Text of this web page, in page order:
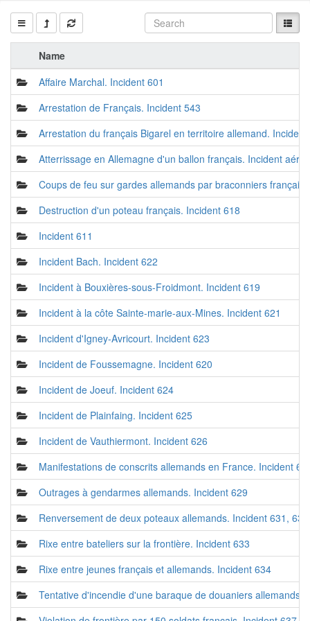
Name
Affaire Marchal. Incident 601
Arrestation de Français. Incident 543
Arrestation du français Bigarel en territoire allemand. Incident
Atterrissage en Allemagne d'un ballon français. Incident
Coups de feu sur gardes allemands par braconniers
Destruction d'un poteau français. Incident 618
Incident 611
Incident Bach. Incident 622
Incident à Bouxières-sous-Froidmont. Incident 619
Incident à la côte Sainte-marie-aux-Mines. Incident 621
Incident d'Igney-Avricourt. Incident 623
Incident de Foussemagne. Incident 620
Incident de Joeuf. Incident 624
Incident de Plainfaing. Incident 625
Incident de Vauthiermont. Incident 626
Manifestations de conscrits allemands en France. Incident
Outrages à gendarmes allemands. Incident 629
Renversement de deux poteaux allemands. Incident 631, 632
Rixe entre bateliers sur la frontière. Incident 633
Rixe entre jeunes français et allemands. Incident 634
Tentative d'incendie d'une baraque de douaniers allemands.